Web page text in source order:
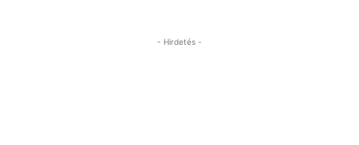
- Hirdetés -